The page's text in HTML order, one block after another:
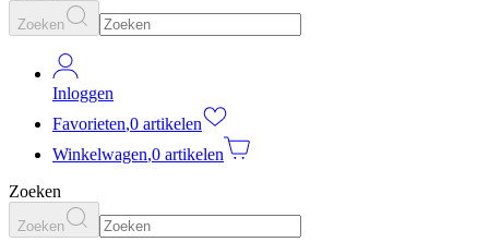
Zoeken
Inloggen
Favorieten,0 artikelen
Winkelwagen,0 artikelen
Zoeken
Zoeken